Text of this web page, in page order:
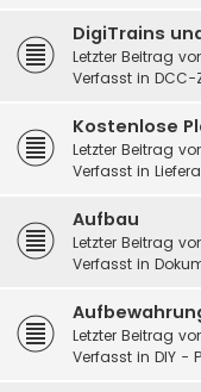
DigiTrains
Letzter Beitrag
Verfasst in DCC-
Kostenlose
Letzter Beitrag
Verfasst in
Aufbau
Letzter Beitrag
Verfasst in
Letzter Beitrag
Verfasst in DIY -